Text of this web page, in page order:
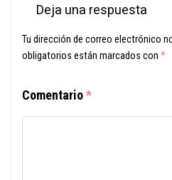
Deja una respuesta
Tu dirección de correo electrónico
obligatorios están marcados con *
Comentario*